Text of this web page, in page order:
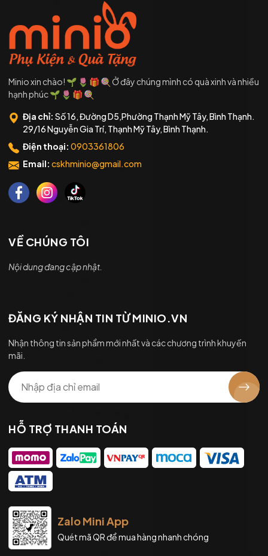
Minio xin chào! 🌱 🌷 🎁 🍭 Ở đây chúng mình có quà xinh và nhiều
hạnh phúc 🌱 🌷 🎁 🍭
Địa chỉ: Số 16, Đường D5,Phường Thạnh Mỹ Tây, Bình Thạnh.
29/16 Nguyễn Gia Trí, Thạnh Mỹ Tây, Bình Thạnh.
Điện thoại: 0903361806
Email: cskhminio@gmail.com
VỀ CHÚNG TÔI
Nội dung đang cập nhật.
ĐĂNG KÝ NHẬN TIN TỪ MINIO.VN
Nhận thông tin sản phẩm mới nhất và các chương trình khuyến
mãi.
HỖ TRỢ THANH TOÁN
Zalo Mini App
Quét mã QR để mua hàng nhanh chóng